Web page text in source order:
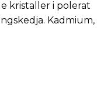
kristaller i polerat
Kadmium,